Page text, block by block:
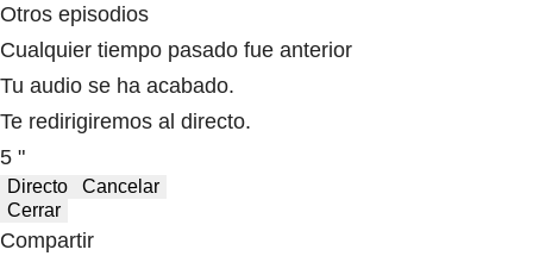
Otros episodios
Cualquier tiempo pasado fue anterior
Tu audio se ha acabado.
Te redirigiremos al directo.
5 "
Directo
Cancelar
Cerrar
Compartir